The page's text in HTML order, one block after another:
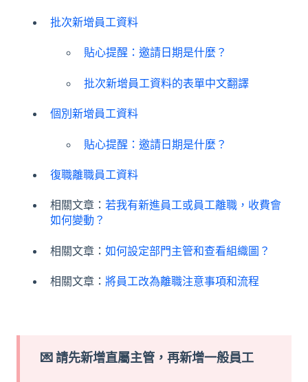
批次新增員工資料
貼心提醒：邀請日期是什麼？
批次新增員工資料的表單中文翻譯
個別新增員工資料
貼心提醒：邀請日期是什麼？
復職離職員工資料
相關文章： 若我有新進員工或員工離職，收費會
如何變動？
相關文章： 如何設定部門主管和查看組織圖？
相關文章： 將員工改為離職注意事項和流程
💌 請先新增直屬主管，再新增一般員工